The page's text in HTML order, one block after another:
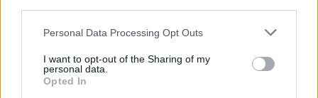
Personal Data Processing Opt Outs
I want to opt-out of the Sharing of my
personal data.
Opted In
ΕΛΑΙΟΛΑΔΟ
ΕΛΑΙΟΛΑΔΟ ΤΙΜΕΣ
ΤΙΜΗ ΕΛΑΙΟΛΑΔΟΥ
ΠΑΡΑΓΩΓΗ ΕΛΑΙΟΛΑΔΟΥ
ΑΓΟΡΑ ΕΛΑΙΟΛΑΔΟΥ